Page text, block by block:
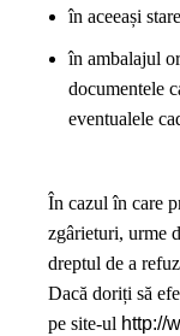
în aceeași
în ambalajul
documentele
eventualele
În cazul în care
zgârieturi, urme
dreptul de a
Dacă doriți să
pe site-ul http://